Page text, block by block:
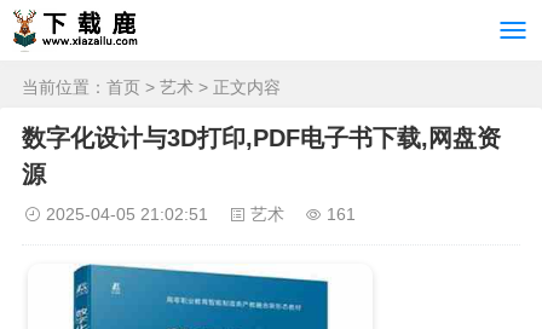
当前位置： 首页 > 艺术 > 正文内容
数字化设计与3D打印,PDF电子书下载,网盘资
源
2025-04-05 21:02:51 艺术 161